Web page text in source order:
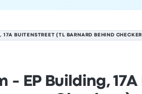
BUITENSTREET (TL BARNARD BEHIND
- EP Building,